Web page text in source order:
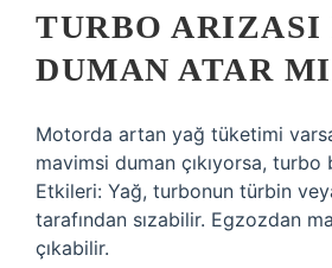
TURBO ARIZASI
DUMAN ATAR
Motorda artan yağ tüketimi
mavimsi duman çıkıyorsa, turbo
Etkileri: Yağ, turbonun türbin
tarafından sızabilir. Egzozdan
çıkabilir.